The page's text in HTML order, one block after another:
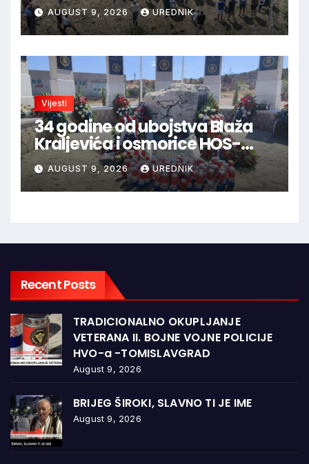
AUGUST 9, 2026 UREDNIK
Vijesti
34 godine od ubojstva Blaža
Kraljevića i osmorice HOS-
ovaca: Danas najavljen novi
sudski postupak
AUGUST 9, 2026 UREDNIK
Recent Posts
TRADICIONALNO OKUPLJANJE
VETERANA II. BOJNE VOJNE POLICIJE
HVO-a -TOMISLAVGRAD
August 9, 2026
BRIJEG ŠIROKI, SLAVNO TI JE IME
August 9, 2026